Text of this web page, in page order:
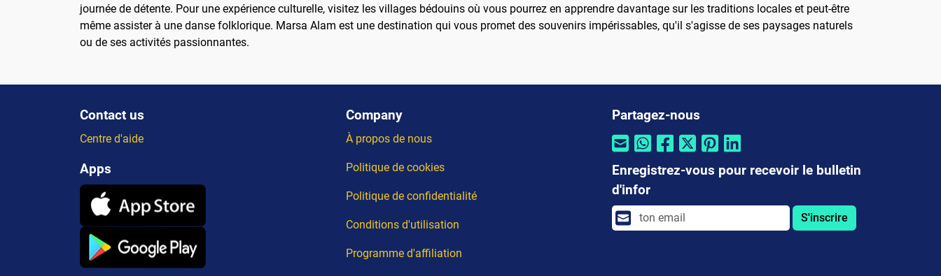
journée de détente. Pour une expérience culturelle, visitez les villages bédouins où vous pourrez en apprendre davantage sur les traditions locales et peut-être
même assister à une danse folklorique. Marsa Alam est une destination qui vous promet des souvenirs impérissables, qu'il s'agisse de ses paysages naturels
ou de ses activités passionnantes.
Contact us
Centre d'aide
Apps
Company
À propos de nous
Politique de cookies
Politique de confidentialité
Conditions d'utilisation
Programme d'affiliation
Partagez-nous
Enregistrez-vous pour recevoir le bulletin
d'infor
S'inscrire